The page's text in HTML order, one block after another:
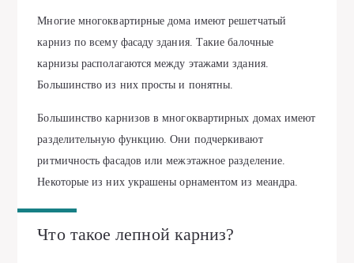
Многие многоквартирные дома имеют решетчатый
карниз по всему фасаду здания. Такие балочные
карнизы располагаются между этажами здания.
Большинство из них просты и понятны.
Большинство карнизов в многоквартирных домах имеют
разделительную функцию. Они подчеркивают
ритмичность фасадов или межэтажное разделение.
Некоторые из них украшены орнаментом из меандра.
Что такое лепной карниз?